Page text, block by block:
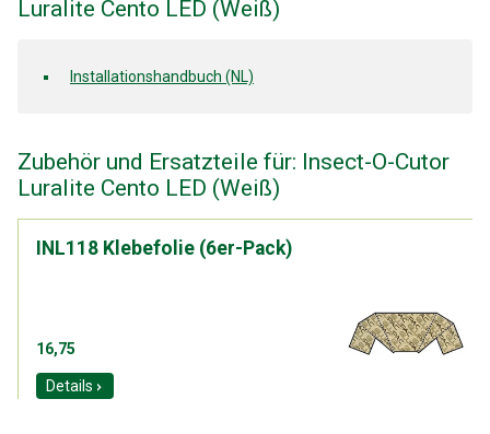
Luralite Cento LED (Weiß)
Installationshandbuch (NL)
Zubehör und Ersatzteile für: Insect-O-Cutor
Luralite Cento LED (Weiß)
INL118 Klebefolie (6er-Pack)
16,75
Details